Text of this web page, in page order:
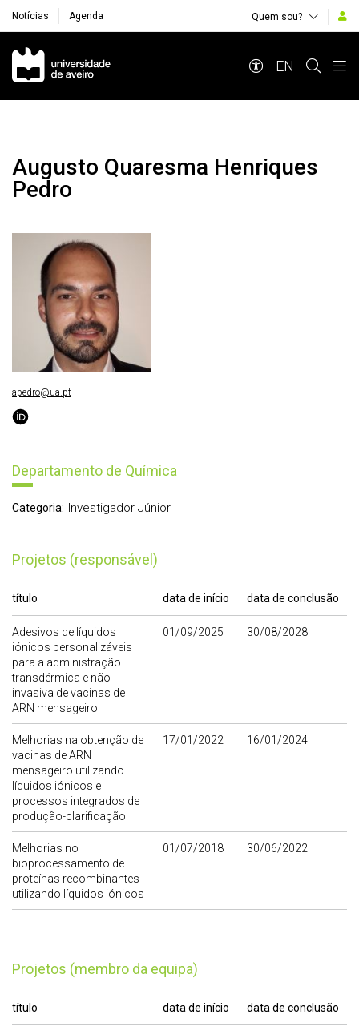
Notícias Agenda Quem sou?
Navegação Principal
EN
Augusto Quaresma Henriques
Pedro
Departamento de Química
Categoria: Investigador Júnior
Projetos (responsável)
título data de início data de conclusão
Adesivos de líquidos
iónicos personalizáveis
para a administração
transdérmica e não
invasiva de vacinas de
ARN mensageiro
01/09/2025 30/08/2028
Melhorias na obtenção de
vacinas de ARN
mensageiro utilizando
líquidos iónicos e
processos integrados de
produção-clarificação
17/01/2022 16/01/2024
Melhorias no
bioprocessamento de
proteínas recombinantes
utilizando líquidos iónicos
01/07/2018 30/06/2022
Projetos (membro da equipa)
título data de início data de conclusão
apedro@ua.pt